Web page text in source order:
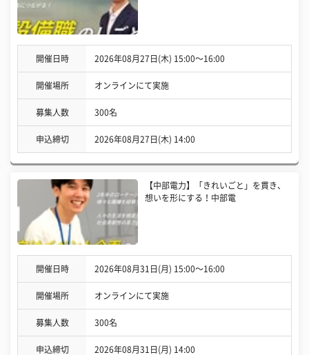
開催日時 2026年08月27日(木) 15:00〜16:00
開催場所 オンラインにて実施
募集人数 300名
申込締切 2026年08月27日(木) 14:00
【中部電力】「きれいごと」を貫き、
想いを形にする！中部電
開催日時 2026年08月31日(月) 15:00〜16:00
開催場所 オンラインにて実施
募集人数 300名
申込締切 2026年08月31日(月) 14:00